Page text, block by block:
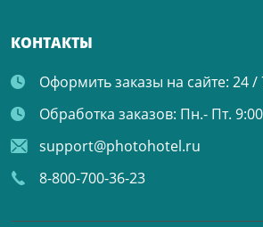
КОНТАКТЫ
Оформить заказы на сайте: 24 /
Обработка заказов: Пн.- Пт.
support@photohotel.ru
8-800-700-36-23